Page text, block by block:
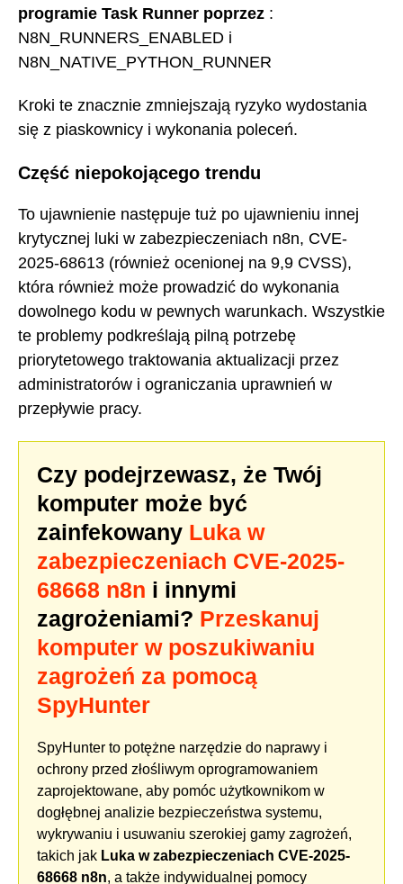
programie Task Runner poprzez :
N8N_RUNNERS_ENABLED i
N8N_NATIVE_PYTHON_RUNNER
Kroki te znacznie zmniejszają ryzyko wydostania
się z piaskownicy i wykonania poleceń.
Część niepokojącego trendu
To ujawnienie następuje tuż po ujawnieniu innej
krytycznej luki w zabezpieczeniach n8n, CVE-
2025-68613 (również ocenionej na 9,9 CVSS),
która również może prowadzić do wykonania
dowolnego kodu w pewnych warunkach. Wszystkie
te problemy podkreślają pilną potrzebę
priorytetowego traktowania aktualizacji przez
administratorów i ograniczania uprawnień w
przepływie pracy.
Czy podejrzewasz, że Twój
komputer może być
zainfekowany Luka w
zabezpieczeniach CVE-2025-
68668 n8n i innymi
zagrożeniami? Przeskanuj
komputer w poszukiwaniu
zagrożeń za pomocą
SpyHunter
SpyHunter to potężne narzędzie do naprawy i
ochrony przed złośliwym oprogramowaniem
zaprojektowane, aby pomóc użytkownikom w
dogłębnej analizie bezpieczeństwa systemu,
wykrywaniu i usuwaniu szerokiej gamy zagrożeń,
takich jak Luka w zabezpieczeniach CVE-2025-
68668 n8n, a także indywidualnej pomocy